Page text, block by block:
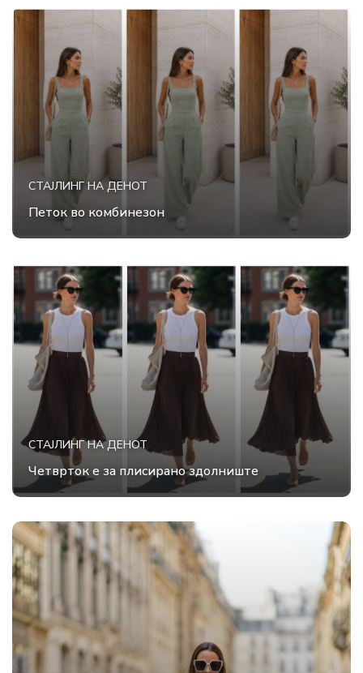
СТАЈЛИНГ НА ДЕНОТ
Петок во комбинезон
СТАЈЛИНГ НА ДЕНОТ
Четврток е за плисирано здолниште